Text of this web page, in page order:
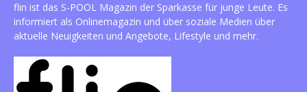
flin ist das S-POOL Magazin der Sparkasse für junge Leute. Es
informiert als Onlinemagazin und über soziale Medien über
aktuelle Neuigkeiten und Angebote, Lifestyle und mehr.